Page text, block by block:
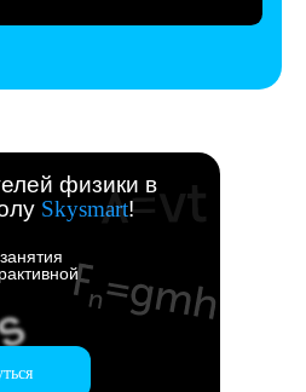
физики в
Skysmart!